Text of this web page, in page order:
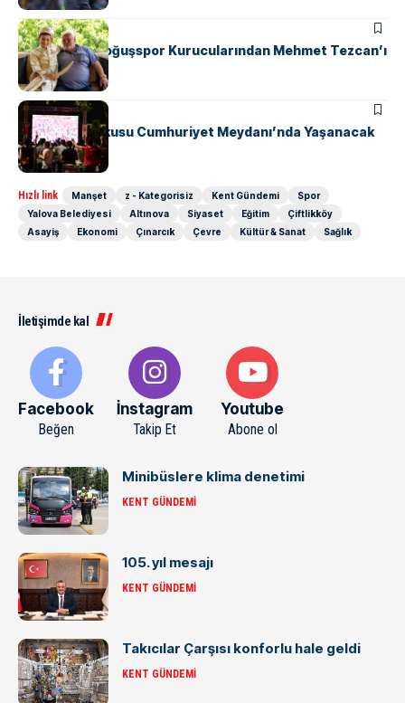
SPOR
Safranyolu Doğuşspor Kurucularından Mehmet Tezcan’ı
Unutmadı
GÜNDEMSPOR
Milli Maç Coşkusu Cumhuriyet Meydanı’nda Yaşanacak
Hızlı link Manşet z - Kategorisiz Kent Gündemi
Spor
Yalova Belediyesi
Altınova Siyaset Eğitim
Çiftlikköy
Asayiş
Ekonomi Çınarcık Çevre Kültür & Sanat Sağlık
İletişimde kal
Facebook
Beğen
İnstagram
Takip Et
Youtube
Abone ol
Minibüslere klima denetimi
KENT GÜNDEMI
105. yıl mesajı
KENT GÜNDEMI
Takıcılar Çarşısı konforlu hale geldi
KENT GÜNDEMI